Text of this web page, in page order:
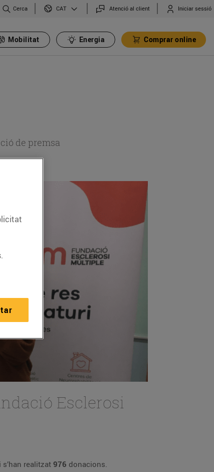
Cerca CAT Atenció al client Iniciar sessió
Mobilitat Energia Comprar online
de premsa
Esclerosi
Bon Preu i s’han realitzat 976 donacions.